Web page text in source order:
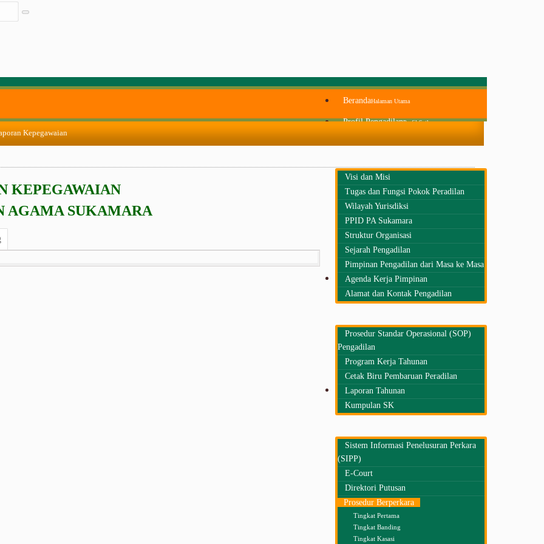
BerandaHalaman Utama
Profil PengadilanProfil Satker
Visi dan Misi
Tugas dan Fungsi Pokok Peradilan
Wilayah Yurisdiksi
PPID PA Sukamara
Struktur Organisasi
Sejarah Pengadilan
Pimpinan Pengadilan dari Masa ke Masa
Agenda Kerja Pimpinan
Alamat dan Kontak Pengadilan
Informasi UmumInformasi Umum
Prosedur Standar Operasional (SOP)
Pengadilan
Program Kerja Tahunan
Cetak Biru Pembaruan Peradilan
Laporan Tahunan
Kumpulan SK
KepaniteraanInformasi Kepaniteraan
Sistem Informasi Penelusuran Perkara
(SIPP)
E-Court
Direktori Putusan
Prosedur Berperkara
Tingkat Pertama
Tingkat Banding
Tingkat Kasasi
Kepegawaian
KEPEGAWAIAN
AGAMA SUKAMARA